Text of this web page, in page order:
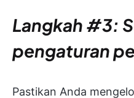
Langkah #3:
pengaturan
Pastikan Anda